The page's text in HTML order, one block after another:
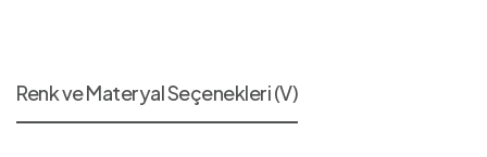
Renk ve Materyal Seçenekleri (V)